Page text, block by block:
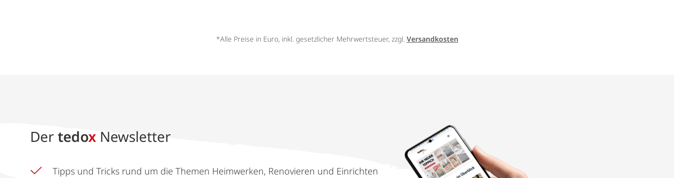
*Alle Preise in Euro, inkl. gesetzlicher Mehrwertsteuer, zzgl. Versandkosten
Der tedox Newsletter
Tipps und Tricks rund um die Themen Heimwerken, Renovieren und Einrichten